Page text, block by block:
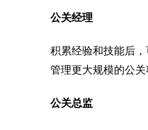
公关经理
积累经验和技能后
管理更大规模的公关
公关总监